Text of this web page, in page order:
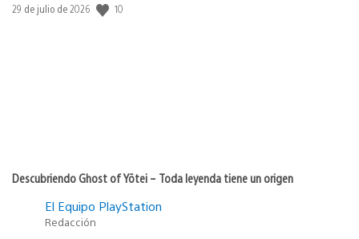
Fecha
29 de julio de 2026 10
Descubriendo Ghost of Yōtei – Toda leyenda tiene un origen
El Equipo PlayStation
Redacción